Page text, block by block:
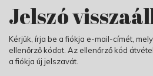
Jelszó
Kérjük, írja be a fiókja e-mail-címét,
ellenőrző kódot. Az ellenőrző kód
a fiókja új jelszavát.